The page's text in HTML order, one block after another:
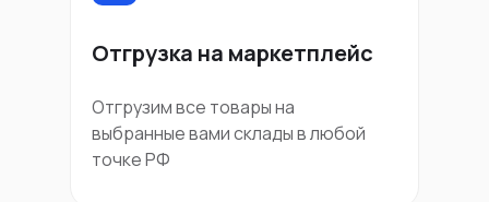
Отгрузка на маркетплейс
Отгрузим все товары на
выбранные вами склады в любой
точке РФ